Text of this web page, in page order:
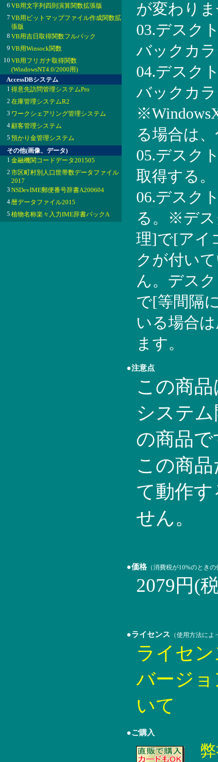
6 VB用文字列四則演算関数拡張版
7 VB用ビットマップファイル作成関数拡
張版
8 VB用吉日取得関数フルパック
9 VB用Winsock関数
10 VB用フリガナ取得関数
(WindowsNT4.0/2000用)
AccessDBシステム
1 得意先訪問管理システムPro
2 在庫管理システムR2
3 ワークシェアリング管理システム
4顧客管理システム
5 預かり金管理システム
その他(画像、データ)
1 金融機関コードデータ201505
2 市区町村別人口世帯数データファイル
2017
3 NSDevIME郵便番号辞書A200604
4暦データファイル2015
5 植物名称楽々入力IME辞書パックA
が変わり
03.デスク
バックカ
04.デスク
バックカ
る場合は
05.デスク
取得する。
06.デスク
る。※デス
理]で[アイ
クが付い
ん。デス
で[等間隔
いる場合
ます。
●注意点
この商品
システ
の商品で
この商
て動作
せん。
●価格（消費税が10%のとき
2079円(
●ライセンス （使用方法に
ライセ
バージ
いて
●ご購入